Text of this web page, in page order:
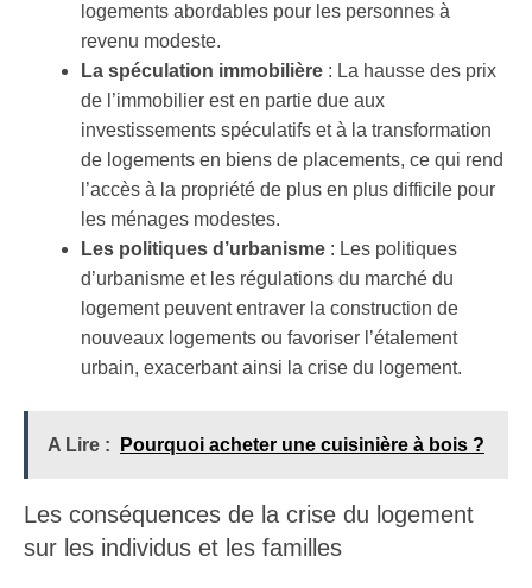
logements abordables pour les personnes à
revenu modeste.
La spéculation immobilière : La hausse des prix
de l’immobilier est en partie due aux
investissements spéculatifs et à la transformation
de logements en biens de placements, ce qui rend
l’accès à la propriété de plus en plus difficile pour
les ménages modestes.
Les politiques d’urbanisme : Les politiques
d’urbanisme et les régulations du marché du
logement peuvent entraver la construction de
nouveaux logements ou favoriser l’étalement
urbain, exacerbant ainsi la crise du logement.
A Lire : Pourquoi acheter une cuisinière à bois ?
Les conséquences de la crise du logement
sur les individus et les familles